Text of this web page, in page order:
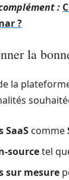
:
?
la
la
SaaS comme
sourcetel
sur mesure